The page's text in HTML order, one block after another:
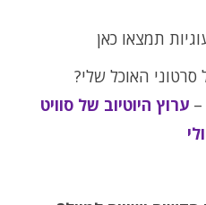
תמצאו כאן
האוכל שלי?
– ערוץ היוטיוב של סוויט